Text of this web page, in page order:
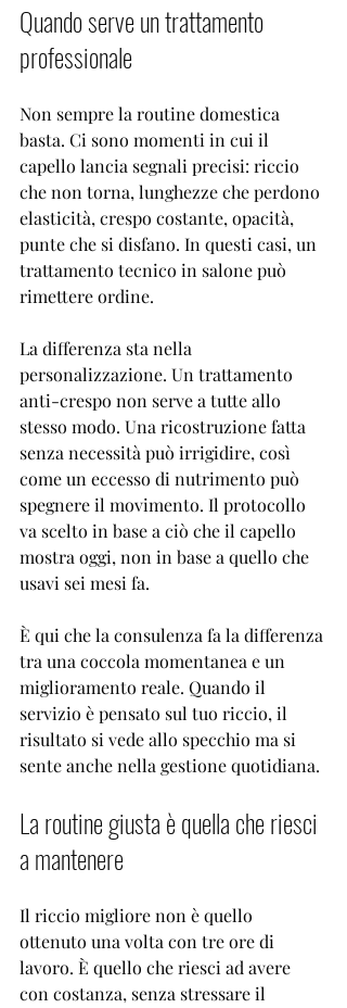
Quando serve un trattamento
professionale
Non sempre la routine domestica
basta. Ci sono momenti in cui il
capello lancia segnali precisi: riccio
che non torna, lunghezze che perdono
elasticità, crespo costante, opacità,
punte che si disfano. In questi casi, un
trattamento tecnico in salone può
rimettere ordine.
La differenza sta nella
personalizzazione. Un trattamento
anti-crespo non serve a tutte allo
stesso modo. Una ricostruzione fatta
senza necessità può irrigidire, così
come un eccesso di nutrimento può
spegnere il movimento. Il protocollo
va scelto in base a ciò che il capello
mostra oggi, non in base a quello che
usavi sei mesi fa.
È qui che la consulenza fa la differenza
tra una coccola momentanea e un
miglioramento reale. Quando il
servizio è pensato sul tuo riccio, il
risultato si vede allo specchio ma si
sente anche nella gestione quotidiana.
La routine giusta è quella che riesci
a mantenere
Il riccio migliore non è quello
ottenuto una volta con tre ore di
lavoro. È quello che riesci ad avere
con costanza, senza stressare il